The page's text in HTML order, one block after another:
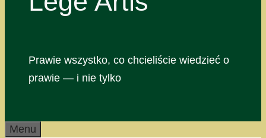
Prawie wszystko, co chcieliście wiedzieć o
prawie — i nie tylko
Menu